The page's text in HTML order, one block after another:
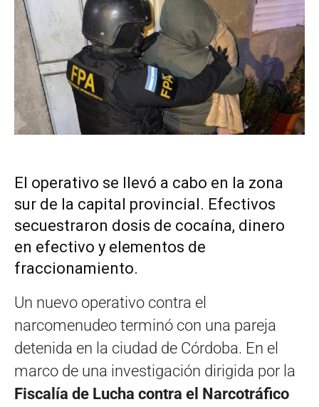
El operativo se llevó a cabo en la zona
sur de la capital provincial. Efectivos
secuestraron dosis de cocaína, dinero
en efectivo y elementos de
fraccionamiento.
Un nuevo operativo contra el
narcomenudeo terminó con una pareja
detenida en la ciudad de Córdoba. En el
marco de una investigación dirigida por la
Fiscalía de Lucha contra el Narcotráfico